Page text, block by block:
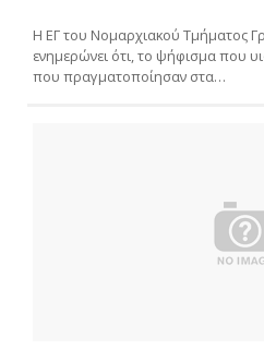
Η ΕΓ του Νομαρχιακού Τμήματος
ενημερώνει ότι, το ψήφισμα που
που πραγματοποίησαν στα…